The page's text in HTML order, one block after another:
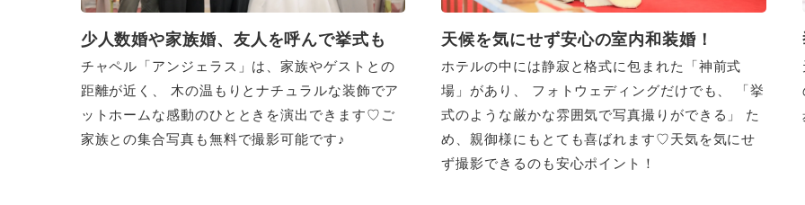
少人数婚や家族婚、友人を呼んで挙式も
チャペル「アンジェラス」は、家族やゲストとの
距離が近く、 木の温もりとナチュラルな装飾でア
ットホームな感動のひとときを演出できます♡ご
家族との集合写真も無料で撮影可能です♪
天候を気にせず安心の室内和装婚！
ホテルの中には静寂と格式に包まれた「神前式
場」があり、 フォトウェディングだけでも、 「挙
式のような厳かな雰囲気で写真撮りができる」 た
め、親御様にもとても喜ばれます♡天気を気にせ
ず撮影できるのも安心ポイント！